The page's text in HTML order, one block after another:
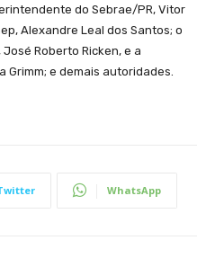
do Sebrae/PR, Vitor
Alexandre Leal dos Santos; o
Roberto Ricken, e a
e demais autoridades.
WhatsApp